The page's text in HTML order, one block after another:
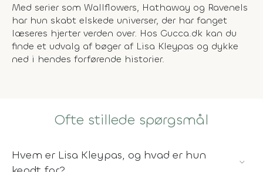
Med serier som Wallflowers, Hathaway og Ravenels
har hun skabt elskede universer, der har fanget
læseres hjerter verden over. Hos Gucca.dk kan du
finde et udvalg af bøger af Lisa Kleypas og dykke
ned i hendes forførende historier.
Ofte stillede spørgsmål
Hvem er Lisa Kleypas, og hvad er hun